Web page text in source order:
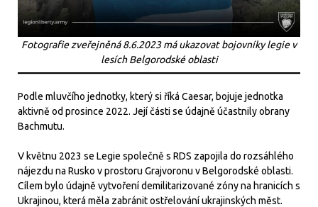
Fotografie zveřejněná 8.6.2023 má ukazovat bojovníky legie v
lesích Belgorodské oblasti
Podle mluvčího jednotky, který si říká Caesar, bojuje jednotka
aktivně od prosince 2022. Její části se údajně účastnily obrany
Bachmutu.
V květnu 2023 se Legie společně s RDS zapojila do rozsáhlého
nájezdu na Rusko v prostoru Grajvoronu v Belgorodské oblasti.
Cílem bylo údajně vytvoření demilitarizované zóny na hranicích s
Ukrajinou, která měla zabránit ostřelování ukrajinských měst.